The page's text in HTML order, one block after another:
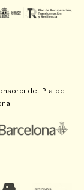
del Pla de